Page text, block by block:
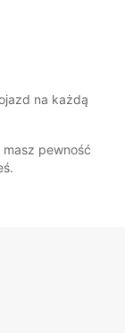
na każdą
pewność